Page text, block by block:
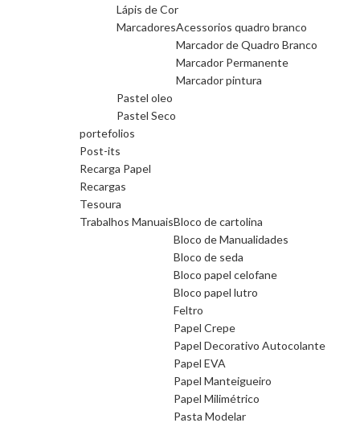
Lápis de Cor
MarcadoresAcessorios quadro branco
Marcador de Quadro Branco
Marcador Permanente
Marcador pintura
Pastel oleo
Pastel Seco
portefolios
Post-its
Recarga Papel
Recargas
Tesoura
Trabalhos ManuaisBloco de cartolina
Bloco de Manualidades
Bloco de seda
Bloco papel celofane
Bloco papel lutro
Feltro
Papel Crepe
Papel Decorativo Autocolante
Papel EVA
Papel Manteigueiro
Papel Milimétrico
Pasta Modelar